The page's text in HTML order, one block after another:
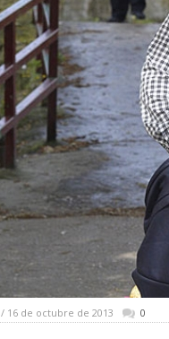
/ 16 de octubre de 2013 0